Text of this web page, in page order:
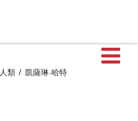
人類 凱薩琳·哈特